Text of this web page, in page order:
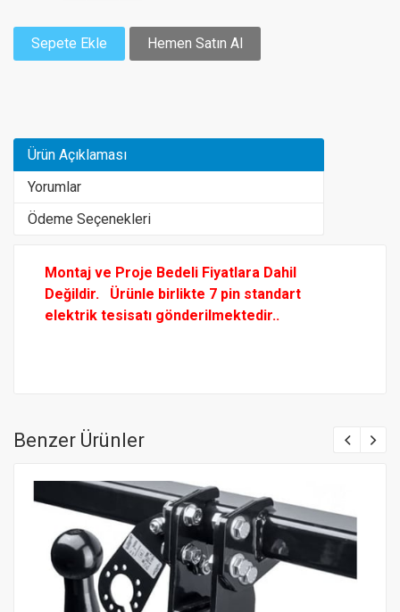
Sepete Ekle Hemen Satın Al
Ürün Açıklaması
Yorumlar
Ödeme Seçenekleri
Montaj ve Proje Bedeli Fiyatlara Dahil
Değildir. Ürünle birlikte 7 pin standart
elektrik tesisatı gönderilmektedir..
Benzer Ürünler